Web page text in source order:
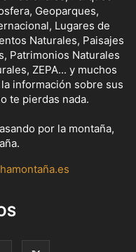
Geoparques,
Lugares de
Naturales, Paisajes
Patrimonios Naturales
ZEPA... y muchos
información sobre sus
te pierdas nada.
por la montaña,